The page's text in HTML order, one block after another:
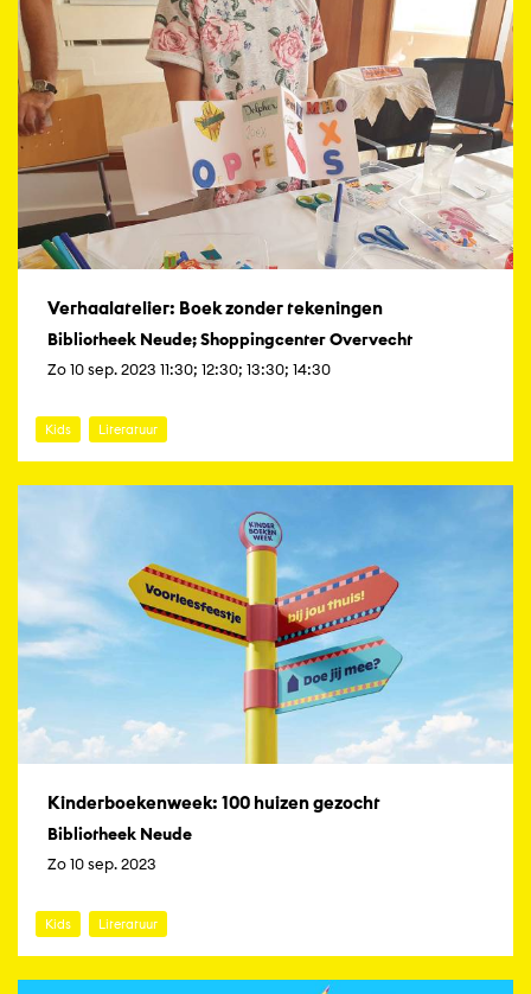
Verhaalatelier: Boek zonder tekeningen
Bibliotheek Neude; Shoppingcenter Overvecht
Zo 10 sep. 2023 11:30; 12:30; 13:30; 14:30
Kids Literatuur
Kinderboekenweek: 100 huizen gezocht
Bibliotheek Neude
Zo 10 sep. 2023
Kids Literatuur